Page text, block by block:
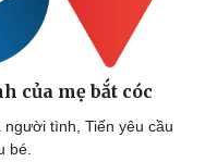
của mẹ bắt cóc
người tình, Tiến yêu cầu
bé.